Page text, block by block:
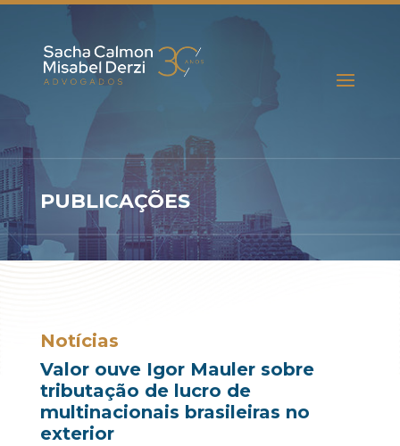
PUBLICAÇÕES
Notícias
Valor ouve Igor Mauler sobre
tributação de lucro de
multinacionais brasileiras no
exterior